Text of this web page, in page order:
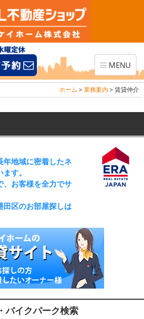
Toggle
navigation
MENU
ホーム >業務案内 >賃貸仲介
年地域に密着したネ
す。
、お客様を全力でサ
田区のお部屋探しは
バイクパーク検索